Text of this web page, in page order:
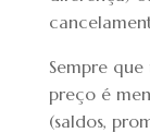
Sempre
preço é
(saldos,